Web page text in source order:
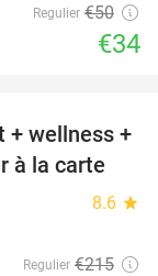
Regulier €50
€34
21%
+ wellness +
à la carte
8.6 star
Regulier €215